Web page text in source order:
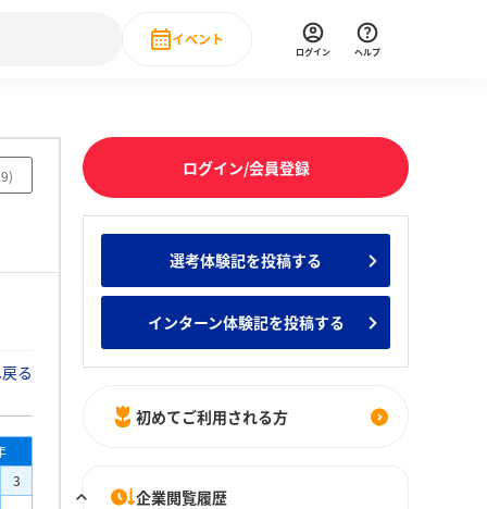
卒就職人気企業ランキング みんなのインターン人気企業ランキ
・DX現場社員インタビュー
イベント
直近のイベント一覧
ログイン ヘルプ
)
る
3
ログイン/会員登録
選考体験記を投稿する
インターン体験記を投稿する
初めてご利用される方
企業閲覧履歴